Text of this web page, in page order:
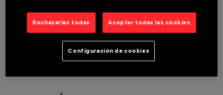
COMPONENTES OPCIONALES
Rechazarlas todas Aceptar todas las cookies
Configuración de cookies